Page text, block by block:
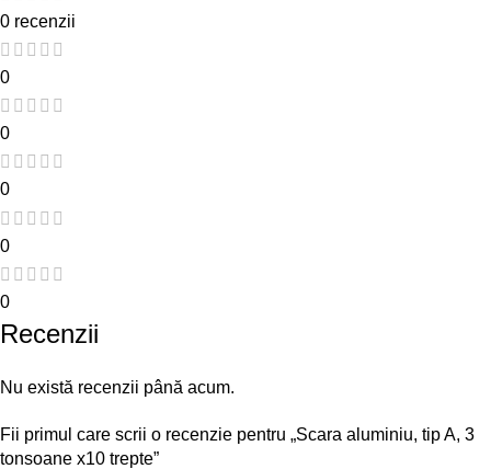
0 recenzii
0
0
0
0
0
Recenzii
Nu există recenzii până acum.
Fii primul care scrii o recenzie pentru „Scara aluminiu, tip A, 3
tonsoane x10 trepte”